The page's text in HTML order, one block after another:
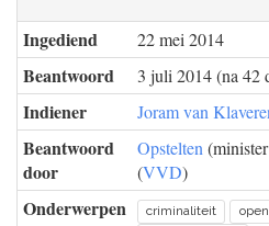
Ingediend 22 mei 2014
Beantwoord 3 juli 2014 (na 42
Indiener Joram van
Beantwoord
door
Opstelten
(VVD)
Onderwerpen criminaliteit